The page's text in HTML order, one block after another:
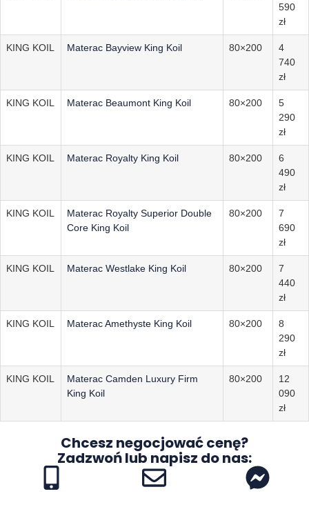
590
zł
KING KOIL Materac Bayview King Koil 80×200
4
740
zł
KING KOIL Materac Beaumont King Koil 80×200
5
290
zł
KING KOIL Materac Royalty King Koil 80×200
6
490
zł
KING KOIL
Materac Royalty Superior Double
Core King Koil
80×200
7
690
zł
KING KOIL Materac Westlake King Koil 80×200
7
440
zł
KING KOIL Materac Amethyste King Koil 80×200
8
290
zł
KING KOIL
Materac Camden Luxury Firm
King Koil
80×200
12
090
zł
Chcesz negocjować cenę?
Zadzwoń lub napisz do nas: